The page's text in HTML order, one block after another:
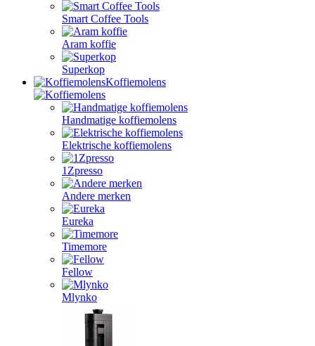
Smart Coffee Tools
Aram koffie
Superkop
Koffiemolens
Handmatige koffiemolens
Elektrische koffiemolens
1Zpresso
Andere merken
Eureka
Timemore
Fellow
Mlynko